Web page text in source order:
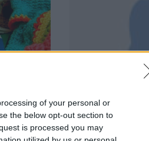
of your personal or
the below opt-out section to
is processed you may
LAPTOPPAL